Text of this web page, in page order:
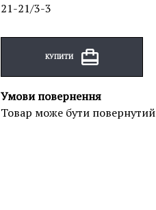
21-21/3-3
КУПИТИ
Умови повернення
Товар може бути